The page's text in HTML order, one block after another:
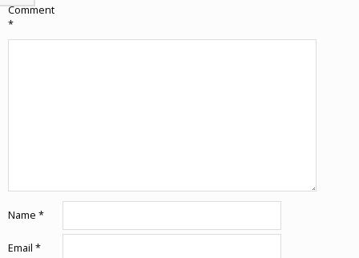
Comment
*
Name *
Email *